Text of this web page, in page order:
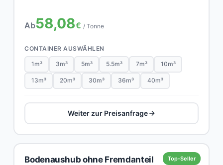
Ab58,08€ / Tonne
CONTAINER AUSWÄHLEN
1m³ 3m³ 5m³ 5.5m³ 7m³ 10m³
13m³ 20m³ 30m³ 36m³ 40m³
Weiter zur Preisanfrage
Top-Seller
Bodenaushub ohne Fremdanteil